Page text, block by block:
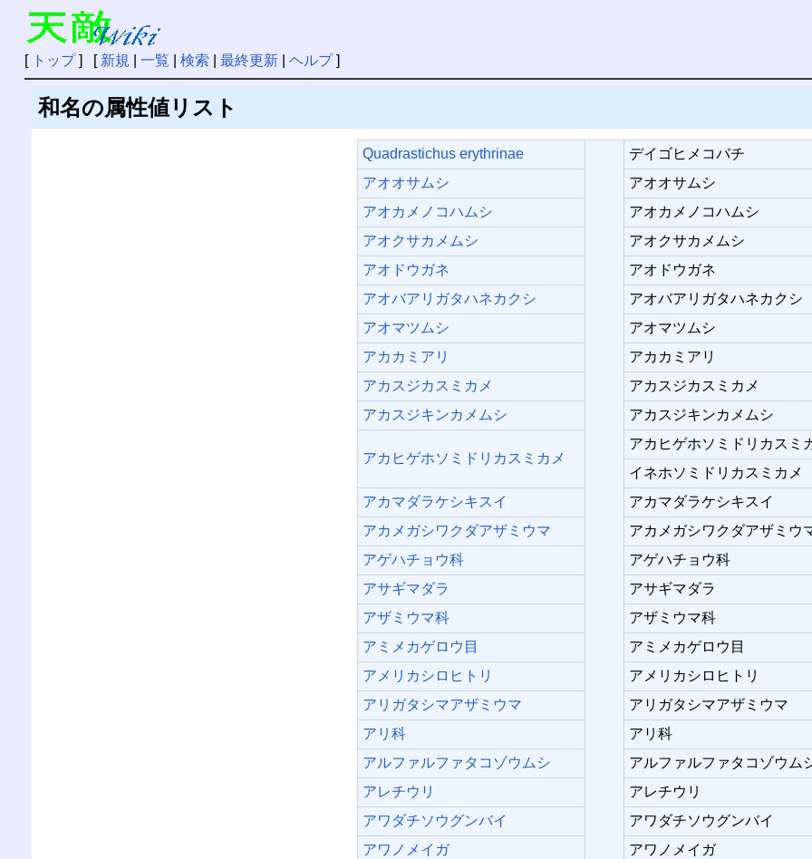
[ トップ] [ 新規 一覧 検索 最終更新| ヘルプ]
和名の属性値リスト
Quadrastichus erythrinae
デイゴヒメコバチ
アオオサムシ
アオオサムシ
アオカメノコハムシ
アオカメノコハムシ
アオクサカメムシ
アオクサカメムシ
アオドウガネ
アオドウガネ
アオバアリガタハネカクシ
アオバアリガタハネカクシ
アオマツムシ
アオマツムシ
アカカミアリ
アカカミアリ
アカスジカスミカメ
アカスジカスミカメ
アカスジキンカメムシ
アカスジキンカメムシ
アカヒゲホソミドリカスミカメ
アカヒゲホソミドリカスミ
イネホソミドリカスミカメ
アカマダラケシキスイ
アカマダラケシキスイ
アカメガシワクダアザミウマ
アカメガシワクダアザミウ
アゲハチョウ科
アゲハチョウ科
アサギマダラ
アサギマダラ
アザミウマ科
アザミウマ科
アミメカゲロウ目
アミメカゲロウ目
アメリカシロヒトリ
アメリカシロヒトリ
アリガタシマアザミウマ
アリガタシマアザミウマ
アリ科
アリ科
アルファルファタコゾウムシ
アルファルファタコゾウム
アレチウリ
アレチウリ
アワダチソウグンバイ
アワダチソウグンバイ
アワノメイガ
アワノメイガ